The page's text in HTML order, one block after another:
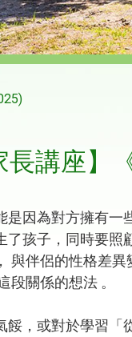
長講座】
因為對方擁有
孩子，同時要
與伴侶的性格差
段關係的想法 。
，或對於學習